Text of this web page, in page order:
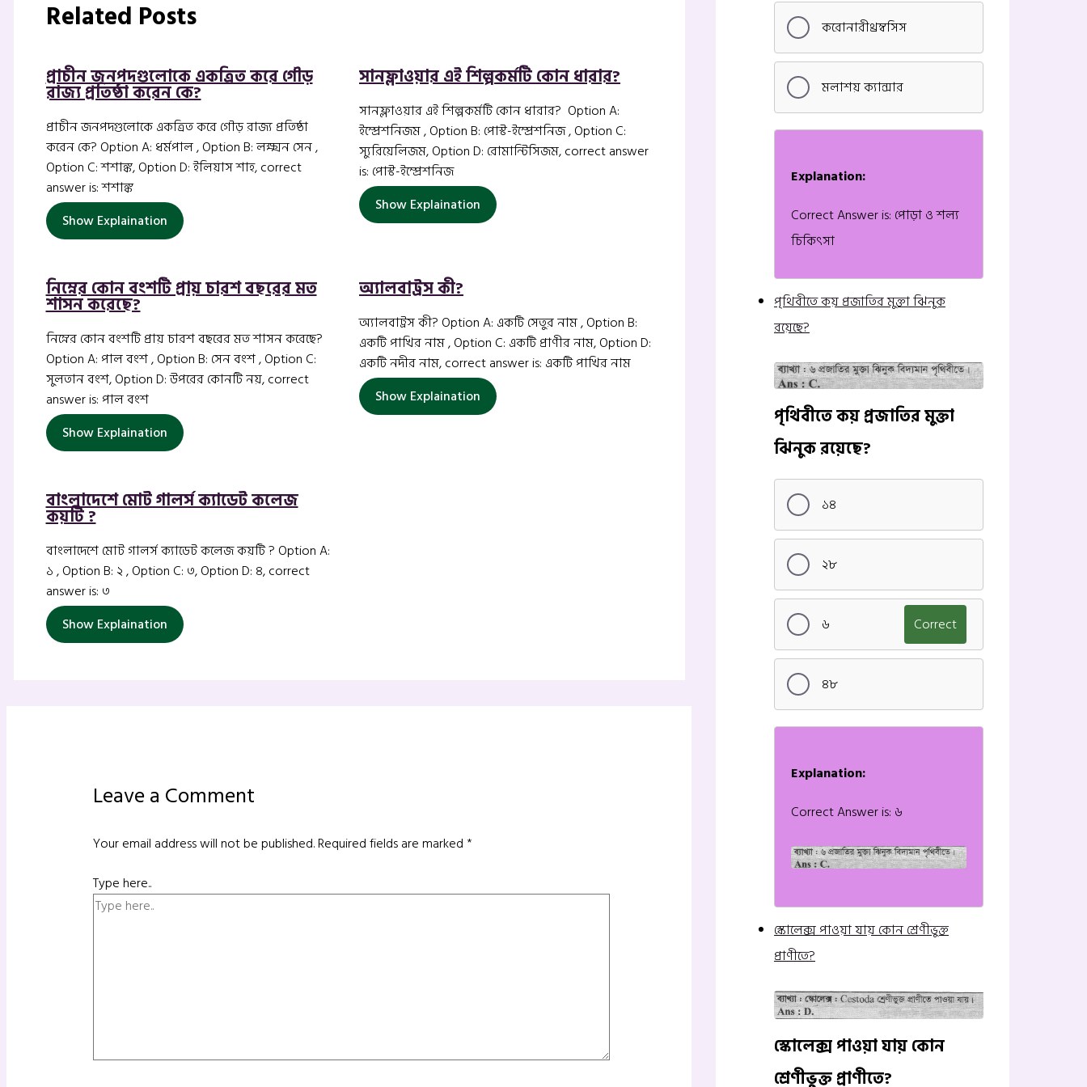
Related Posts
প্রাচীন জনপদগুলোকে একত্রিত করে গৌড়
রাজ্য প্রতিষ্ঠা করেন কে?
প্রাচীন জনপদগুলোকে একত্রিত করে গৌড় রাজ্য প্রতিষ্ঠা
করেন কে? Option A: ধর্মপাল , Option B: লক্ষ্মন সেন ,
Option C: শশাঙ্ক, Option D: ইলিয়াস শাহ, correct
answer is: শশাঙ্ক
Show Explaination
সানফ্লাওয়ার এই শিল্পকর্মটি কোন ধারার?
সানফ্লাওয়ার এই শিল্পকর্মটি কোন ধারার? Option A:
ইম্প্রেশনিজম , Option B: পোস্ট-ইম্প্রেশনিজ , Option C:
স্যুরিয়েলিজম, Option D: রোমান্টিসিজম, correct answer
is: পোস্ট-ইম্প্রেশনিজ
Show Explaination
নিম্নের কোন বংশটি প্রায় চারশ বছরের মত
শাসন করেছে?
নিম্নের কোন বংশটি প্রায় চারশ বছরের মত শাসন করেছে?
Option A: পাল বংশ , Option B: সেন বংশ , Option C:
সুলতান বংশ, Option D: উপরের কোনটি নয়, correct
answer is: পাল বংশ
Show Explaination
অ্যালবাট্রস কী?
অ্যালবাট্রস কী? Option A: একটি সেতুর নাম , Option B:
একটি পাখির নাম , Option C: একটি প্রাণীর নাম, Option D:
একটি নদীর নাম, correct answer is: একটি পাখির নাম
Show Explaination
বাংলাদেশে মোট গালর্স ক্যাডেট কলেজ
কয়টি ?
বাংলাদেশে মোট গালর্স ক্যাডেট কলেজ কয়টি ? Option A:
১ , Option B: ২ , Option C: ৩, Option D: ৪, correct
answer is: ৩
Show Explaination
Leave a Comment
Your email address will not be published.Required fields are marked*
Type here..
করোনারীথ্রম্বসিস
মলাশয় ক্যান্সার
Explanation:
Correct Answer is: পোড়া ও শল্য
চিকিৎসা
পৃথিবীতে কয় প্রজাতির মুক্তা ঝিনুক
রয়েছে?
পৃথিবীতে কয় প্রজাতির মুক্তা
ঝিনুক রয়েছে?
১৪
২৮
৬ Correct
৪৮
Explanation:
Correct Answer is: ৬
স্কোলেক্স পাওয়া যায় কোন শ্রেণীভুক্ত
প্রাণীতে?
স্কোলেক্স পাওয়া যায় কোন
শ্রেণীভুক্ত প্রাণীতে?